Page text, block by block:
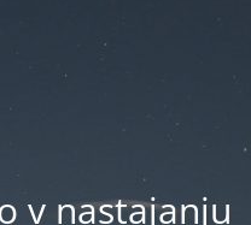
v nastajanju